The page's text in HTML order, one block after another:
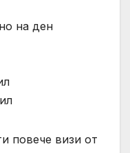
на ден
повече визи от